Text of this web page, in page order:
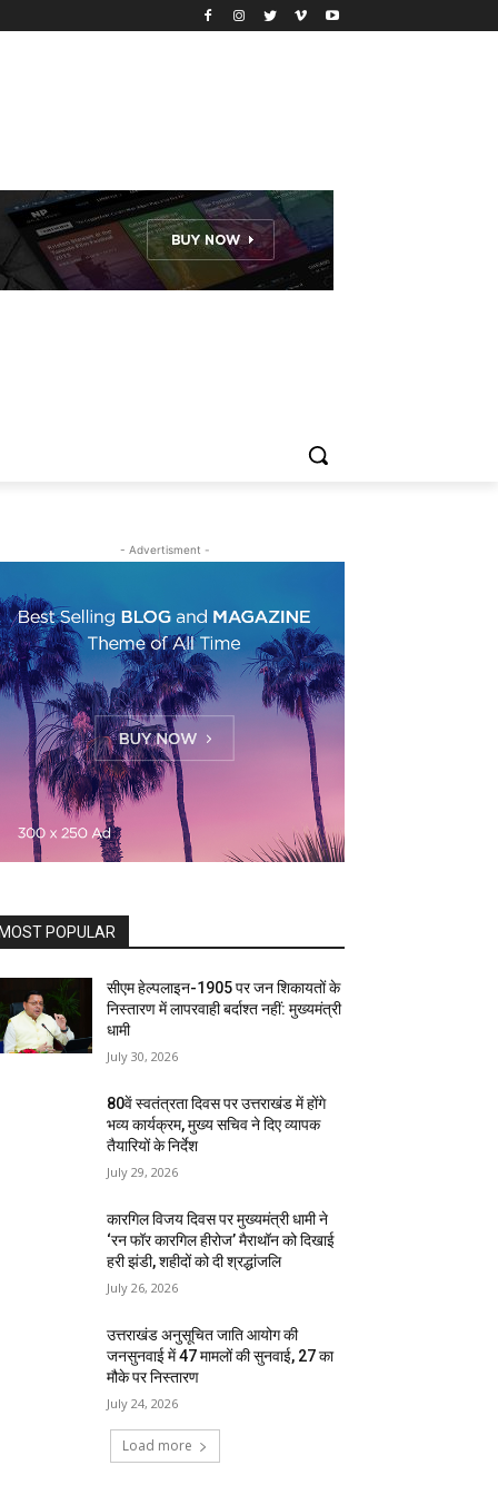
- Advertisment -
MOST POPULAR
सीएम हेल्पलाइन-1905 पर जन शिकायतों के
निस्तारण में लापरवाही बर्दाश्त नहीं: मुख्यमंत्री
धामी
July 30, 2026
80वें स्वतंत्रता दिवस पर उत्तराखंड में होंगे
भव्य कार्यक्रम, मुख्य सचिव ने दिए व्यापक
तैयारियों के निर्देश
July 29, 2026
कारगिल विजय दिवस पर मुख्यमंत्री धामी ने
‘रन फॉर कारगिल हीरोज’ मैराथॉन को दिखाई
हरी झंडी, शहीदों को दी श्रद्धांजलि
July 26, 2026
उत्तराखंड अनुसूचित जाति आयोग की
जनसुनवाई में 47 मामलों की सुनवाई, 27 का
मौके पर निस्तारण
July 24, 2026
Load more